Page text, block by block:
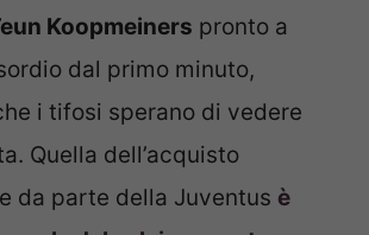
Koopmeiners pronto a
dal primo minuto,
i tifosi sperano di vedere
Quella dell’acquisto
da parte della Juventus è